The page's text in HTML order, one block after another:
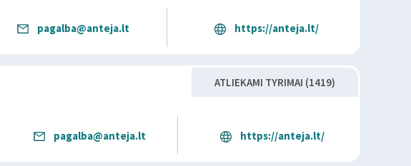
pagalba@anteja.lt https://anteja.lt/
ATLIEKAMI TYRIMAI (1419)
pagalba@anteja.lt https://anteja.lt/